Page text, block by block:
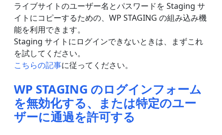
ライブサイトのユーザー名とパスワードを Staging サ
イトにコピーするための、WP STAGING の組み込み機
能を利用できます。
Staging サイトにログインできないときは、まずこれ
を試してください。
こちらの記事に従ってください。
WP STAGING のログインフォーム
を無効化する、または特定のユー
ザーに通過を許可する